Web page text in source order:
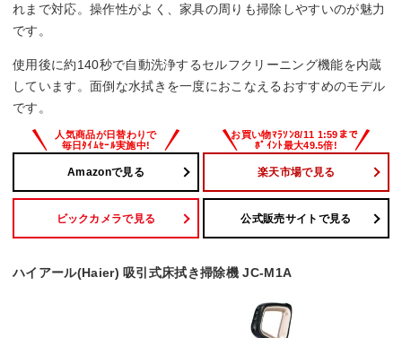
れまで対応。操作性がよく、家具の周りも掃除しやすいのが魅力
です。
使用後に約140秒で自動洗浄するセルフクリーニング機能を内蔵
しています。面倒な水拭きを一度におこなえるおすすめのモデル
です。
Amazonで見る 楽天市場で見る
ビックカメラで見る 公式販売サイトで見る
ハイアール(Haier) 吸引式床拭き掃除機 JC-M1A